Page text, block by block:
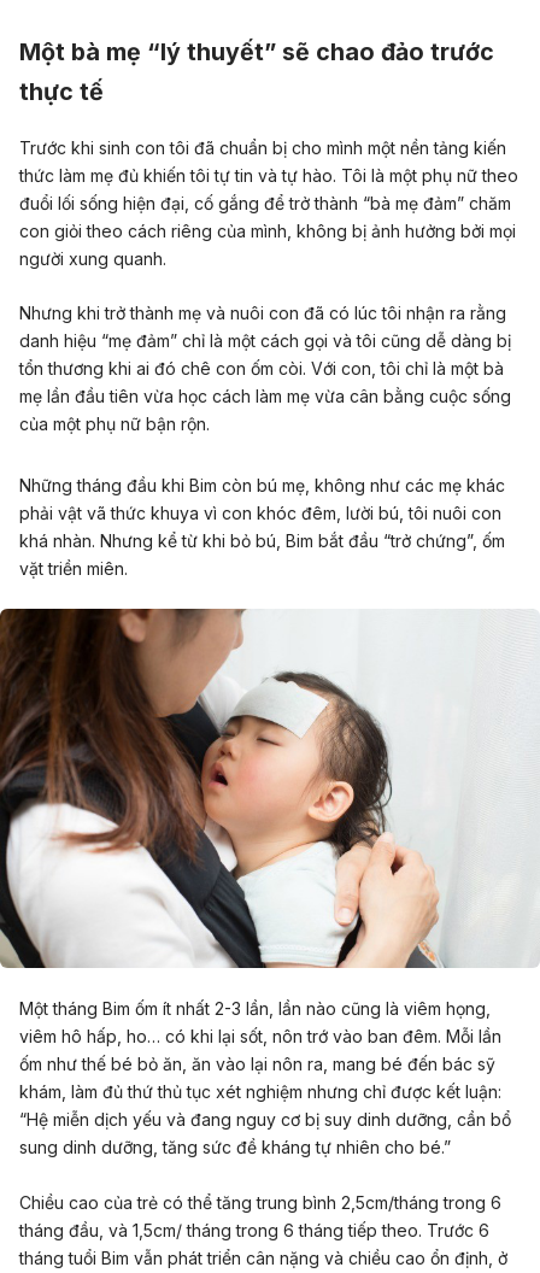
Một bà mẹ “lý thuyết” sẽ chao đảo trước
thực tế
Trước khi sinh con tôi đã chuẩn bị cho mình một nền tảng kiến
thức làm mẹ đủ khiến tôi tự tin và tự hào. Tôi là một phụ nữ theo
đuổi lối sống hiện đại, cố gắng để trở thành “bà mẹ đảm” chăm
con giỏi theo cách riêng của mình, không bị ảnh hưởng bởi mọi
người xung quanh.
Nhưng khi trở thành mẹ và nuôi con đã có lúc tôi nhận ra rằng
danh hiệu “mẹ đảm” chỉ là một cách gọi và tôi cũng dễ dàng bị
tổn thương khi ai đó chê con ốm còi. Với con, tôi chỉ là một bà
mẹ lần đầu tiên vừa học cách làm mẹ vừa cân bằng cuộc sống
của một phụ nữ bận rộn.
Những tháng đầu khi Bim còn bú mẹ, không như các mẹ khác
phải vật vã thức khuya vì con khóc đêm, lười bú, tôi nuôi con
khá nhàn. Nhưng kể từ khi bỏ bú, Bim bắt đầu “trở chứng”, ốm
vặt triền miên.
Một tháng Bim ốm ít nhất 2-3 lần, lần nào cũng là viêm họng,
viêm hô hấp, ho… có khi lại sốt, nôn trớ vào ban đêm. Mỗi lần
ốm như thế bé bỏ ăn, ăn vào lại nôn ra, mang bé đến bác sỹ
khám, làm đủ thứ thủ tục xét nghiệm nhưng chỉ được kết luận:
“Hệ miễn dịch yếu và đang nguy cơ bị suy dinh dưỡng, cần bổ
sung dinh dưỡng, tăng sức đề kháng tự nhiên cho bé.”
Chiều cao của trẻ có thể tăng trung bình 2,5cm/tháng trong 6
tháng đầu, và 1,5cm/ tháng trong 6 tháng tiếp theo. Trước 6
tháng tuổi Bim vẫn phát triển cân nặng và chiều cao ổn định, ở